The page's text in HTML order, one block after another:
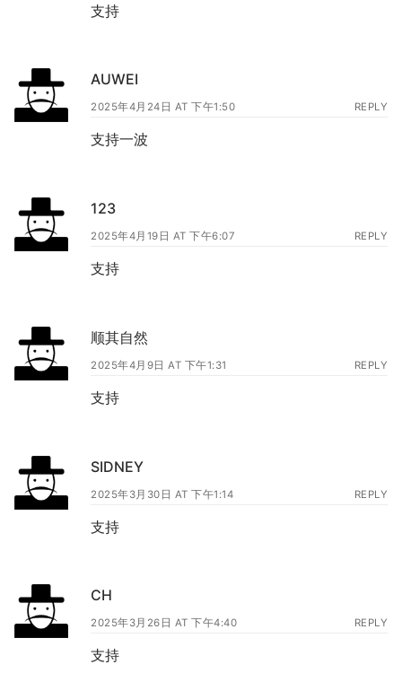
支持
AUWEI
2025年4月24日 AT 下午1:50 REPLY
支持一波
123
2025年4月19日 AT 下午6:07 REPLY
支持
顺其自然
2025年4月9日 AT 下午1:31 REPLY
支持
SIDNEY
2025年3月30日 AT 下午1:14 REPLY
支持
CH
2025年3月26日 AT 下午4:40 REPLY
支持